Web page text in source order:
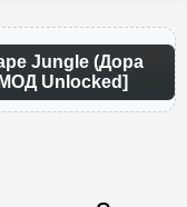
Jungle (Дора
Unlocked]